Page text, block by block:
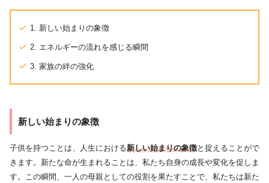
1. 新しい始まりの象徴
2. エネルギーの流れを感じる瞬間
3. 家族の絆の強化
新しい始まりの象徴
子供を持つことは、人生における新しい始まりの象徴と捉えることがで
きます。新たな命が生まれることは、私たち自身の成長や変化を促しま
す。この瞬間、一人の母親としての役割を果たすことで、私たちは新た